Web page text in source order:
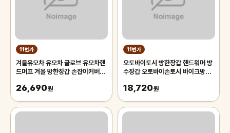
11번가
겨울유모차 유모차 글로브 유모차핸
드머프 겨울 방한장갑 손잡이커버 핸
26,690원
11번가
오토바이토시 방한장갑 핸드워머 방
수장갑 오토바이손토시 바이크방한
18,720원